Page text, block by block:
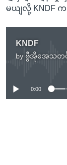
မယျလို့ KNDF
KNDF
by ဗွီအိုအေသတင်
0:00